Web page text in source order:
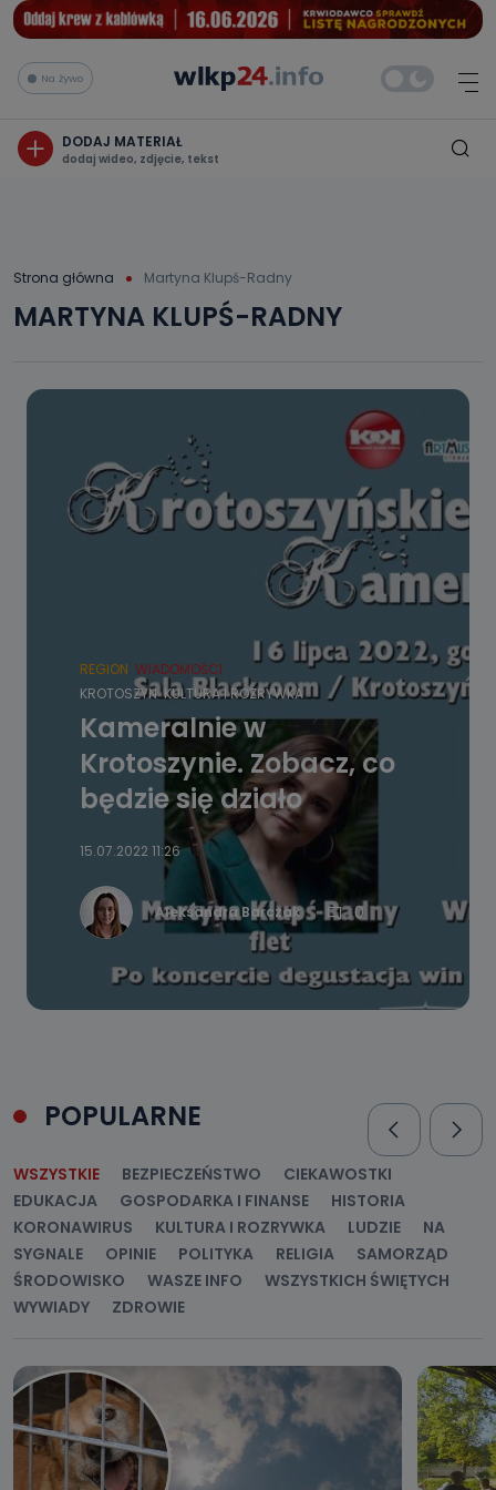
Na żywo
DODAJ MATERIAŁ
dodaj wideo, zdjęcie, tekst
Strona główna Martyna Klupś-Radny
MARTYNA KLUPŚ-RADNY
REGION WIADOMOŚCI
KROTOSZYN KULTURA I ROZRYWKA
Kameralnie w
Krotoszynie. Zobacz, co
będzie się działo
15.07.2022 11:26
Aleksandra Barczak 0
POPULARNE
WSZYSTKIE BEZPIECZEŃSTWO
CIEKAWOSTKI
EDUKACJA
GOSPODARKA I FINANSE
HISTORIA
KORONAWIRUS
KULTURA I ROZRYWKA LUDZIE
NA
SYGNALE
OPINIE POLITYKA RELIGIA
SAMORZĄD
ŚRODOWISKO
WASZE INFO
WSZYSTKICH ŚWIĘTYCH
WYWIADY
ZDROWIE